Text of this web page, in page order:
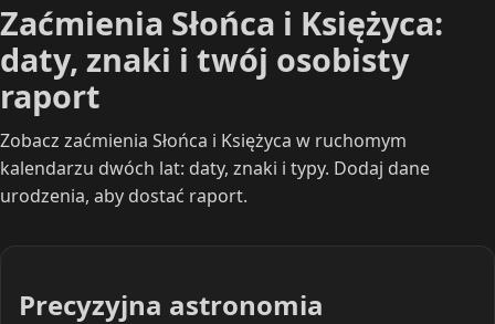
Zaćmienia Słońca i Księżyca:
daty, znaki i twój osobisty
raport
Zobacz zaćmienia Słońca i Księżyca w ruchomym
kalendarzu dwóch lat: daty, znaki i typy. Dodaj dane
urodzenia, aby dostać raport.
Precyzyjna astronomia